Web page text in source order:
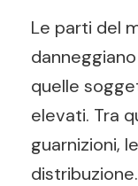
Le parti del
quelle
elevati. Tra
guarnizioni,